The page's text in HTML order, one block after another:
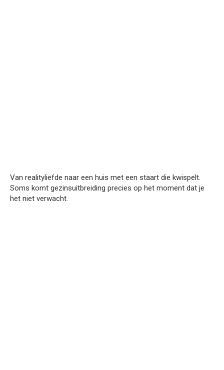
Van realityliefde naar een huis met een staart die kwispelt.
Soms komt gezinsuitbreiding precies op het moment dat je
het niet verwacht.